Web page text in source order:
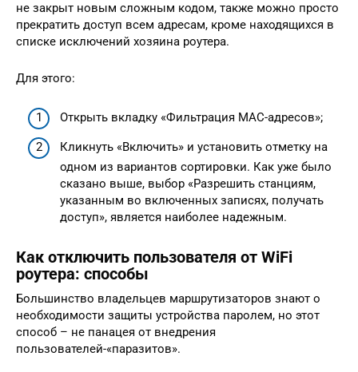
не закрыт новым сложным кодом, также можно просто
прекратить доступ всем адресам, кроме находящихся в
списке исключений хозяина роутера.
Для этого:
Открыть вкладку «Фильтрация MAC-адресов»;
Кликнуть «Включить» и установить отметку на
одном из вариантов сортировки. Как уже было
сказано выше, выбор «Разрешить станциям,
указанным во включенных записях, получать
доступ», является наиболее надежным.
Как отключить пользователя от WiFi
роутера: способы
Большинство владельцев маршрутизаторов знают о
необходимости защиты устройства паролем, но этот
способ – не панацея от внедрения
пользователей-«паразитов».